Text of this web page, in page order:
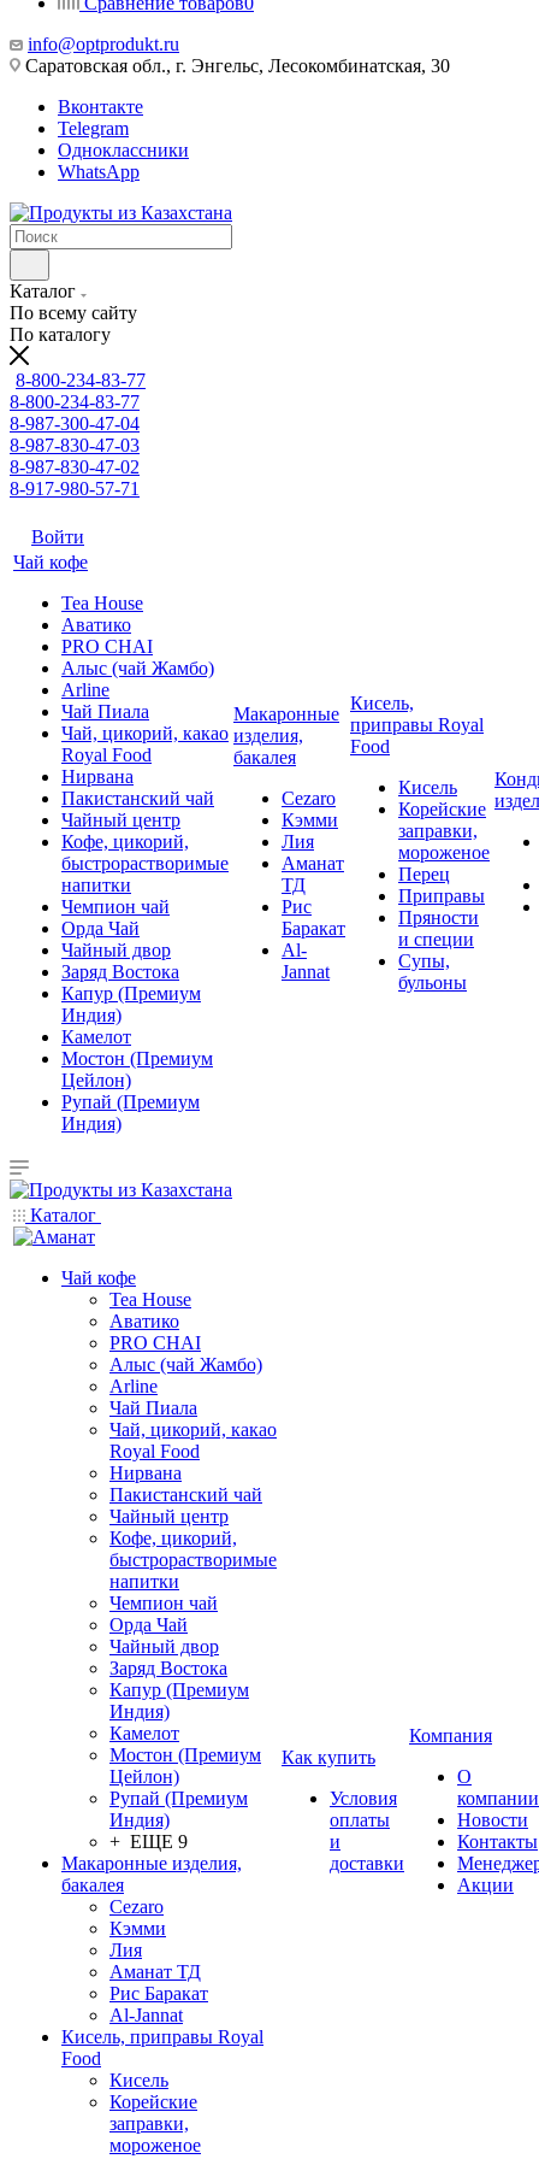
info@optprodukt.ru
Саратовская обл., г. Энгельс, Лесокомбинатская, 30
Вконтакте
Telegram
Одноклассники
WhatsApp
Каталог
По всему сайту
По каталогу
8-800-234-83-77
8-800-234-83-77
8-987-300-47-04
8-987-830-47-03
8-987-830-47-02
8-917-980-57-71
Войти
Чай кофе
Tea House
Аватико
PRO CHAI
Алыс (чай Жамбо)
Arline
Чай Пиала
Чай, цикорий, какао
Royal Food
Нирвана
Пакистанский чай
Чайный центр
Кофе, цикорий,
быстрорастворимые
напитки
Чемпион чай
Орда Чай
Чайный двор
Заряд Востока
Капур (Премиум
Индия)
Камелот
Мостон (Премиум
Цейлон)
Рупай (Премиум
Индия)
Макаронные
изделия,
бакалея
Cezaro
Кэмми
Лия
Аманат
ТД
Рис
Баракат
Al-
Jannat
Кисель,
приправы Royal
Food
Кисель
Корейские
заправки,
мороженое
Перец
Приправы
Пряности
и специи
Супы,
бульоны
Каталог
Чай кофе
Tea House
Аватико
PRO CHAI
Алыс (чай Жамбо)
Arline
Чай Пиала
Чай, цикорий, какао
Royal Food
Нирвана
Пакистанский чай
Чайный центр
Кофе, цикорий,
быстрорастворимые
напитки
Чемпион чай
Орда Чай
Чайный двор
Заряд Востока
Капур (Премиум
Индия)
Камелот
Мостон (Премиум
Цейлон)
Рупай (Премиум
Индия)
+ ЕЩЕ 9
Макаронные изделия,
бакалея
Cezaro
Кэмми
Лия
Аманат ТД
Рис Баракат
Al-Jannat
Кисель, приправы Royal
Food
Кисель
Корейские
заправки,
мороженое
Как купить
Условия
оплаты
и
доставки
Компания
О
компании
Новости
Контакты
Акции